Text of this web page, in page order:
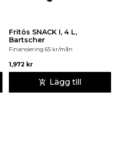
Fritös SNACK I, 4 L,
Bartscher
Finansiering 65 kr/mån
1,972 kr
Lägg till